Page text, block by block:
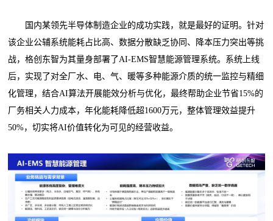
国内某领先半导体制造企业的成功实践，就是最好的证明。针对
该企业公辅系统能耗占比高、数据分散缺乏协同、降本压力突出等挑
战，格创东智为其量身部署了AI-EMS智慧能源管理系统。系统上线
后，实现了对全厂水、电、气、暖等多种能源介质的统一监控与精细
化管理，结合AI算法开展能效分析与优化，最终帮助企业节省15%的
厂务相关人力成本，年化能耗降低超1600万元，整体管理效益提升
50%，切实将AI价值转化为可见的经营收益。